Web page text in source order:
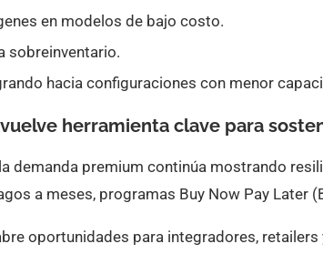
en modelos de bajo costo.
sobreinventario.
hacia configuraciones con menor
herramienta clave para
demanda premium continúa mostrando
a meses, programas Buy Now Pay Later
oportunidades para integradores,